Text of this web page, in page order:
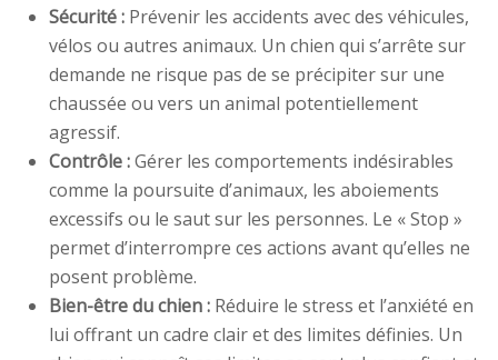
Sécurité : Prévenir les accidents avec des véhicules,
vélos ou autres animaux. Un chien qui s’arrête sur
demande ne risque pas de se précipiter sur une
chaussée ou vers un animal potentiellement
agressif.
Contrôle :Gérer les comportements indésirables
comme la poursuite d’animaux, les aboiements
excessifs ou le saut sur les personnes. Le « Stop »
permet d’interrompre ces actions avant qu’elles ne
posent problème.
Bien-être du chien : Réduire le stress et l’anxiété en
lui offrant un cadre clair et des limites définies. Un